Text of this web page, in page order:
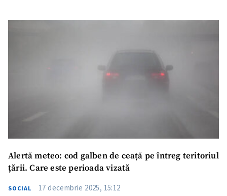
Alertă meteo: cod galben de ceață pe întreg teritoriul
țării. Care este perioada vizată
SOCIAL 17 decembrie 2025, 15:12